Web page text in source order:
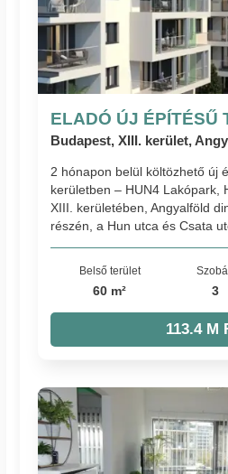
ELADÓ ÚJ ÉPÍTÉSŰ
Budapest, XIII. kerület,
2 hónapon belül költözhető új
kerületben – HUN4 Lakópark,
XIII. kerületében, Angyalföld
részén, a Hun utca és Csata
Belső terület
60 m² 3
113.4 M